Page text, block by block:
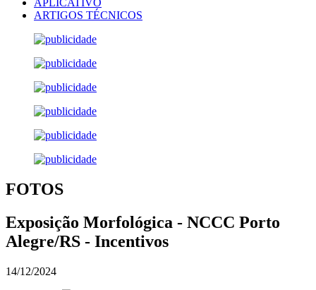
APLICATIVO
ARTIGOS TÉCNICOS
FOTOS
Exposição Morfológica - NCCC Porto
Alegre/RS - Incentivos
14/12/2024